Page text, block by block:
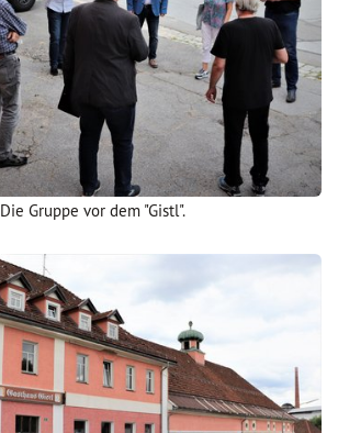
Die Gruppe vor dem "Gistl".